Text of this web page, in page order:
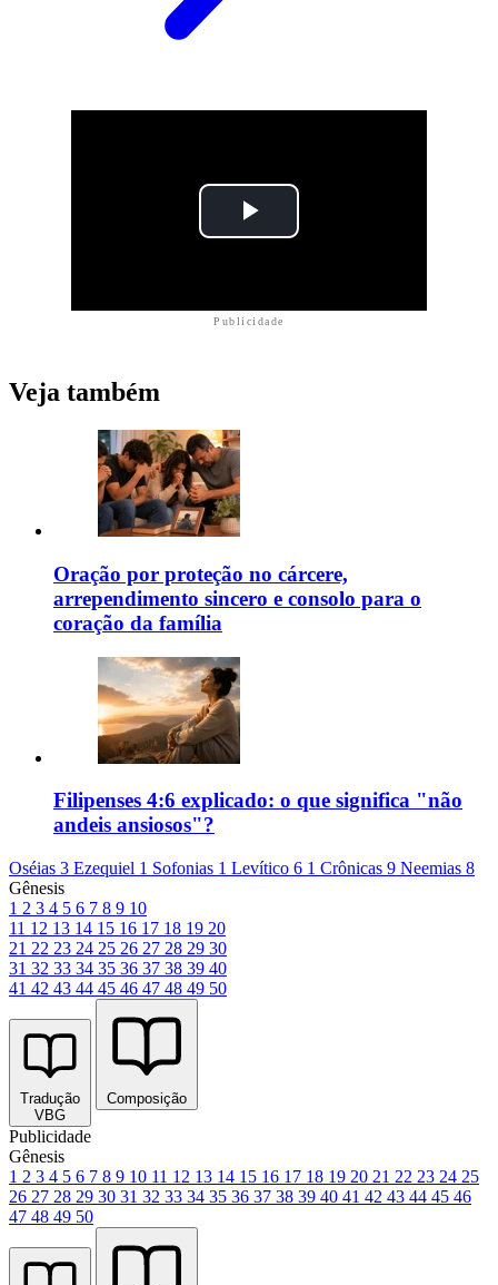
Publicidade
Veja também
Oração por proteção no cárcere,
arrependimento sincero e consolo para o
coração da família
Filipenses 4:6 explicado: o que significa "não
andeis ansiosos"?
Oséias 3 Ezequiel 1 Sofonias 1 Levítico 6 1 Crônicas 9 Neemias 8
Gênesis
1 2 3 4 5 6 7 8 9 10
11 12 13 14 15 16 17 18 19 20
21 22 23 24 25 26 27 28 29 30
31 32 33 34 35 36 37 38 39 40
41 42 43 44 45 46 47 48 49 50
Tradução
VBG
Composição
Publicidade
Gênesis
1 2 3 4 5 6 7 8 9 10 11 12 13 14 15 16 17 18 19 20 21 22 23 24 25
26 27 28 29 30 31 32 33 34 35 36 37 38 39 40 41 42 43 44 45 46
47 48 49 50